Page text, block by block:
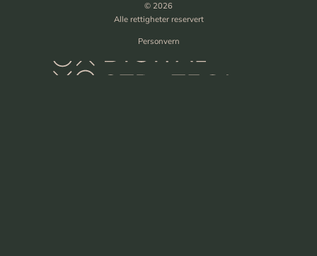
© 2026
Alle rettigheter reservert
Personvern